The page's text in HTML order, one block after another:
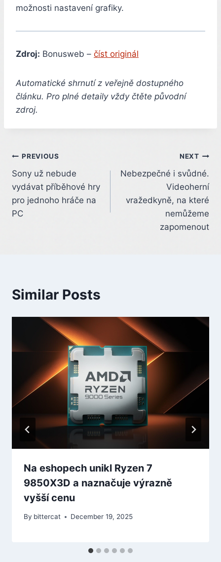
možnosti nastavení grafiky.
Zdroj: Bonusweb – číst originál
Automatické shrnutí z veřejně dostupného
článku. Pro plné detaily vždy čtěte původní
zdroj.
Post
navigation
PREVIOUS
Sony už nebude
vydávat příběhové hry
pro jednoho hráče na
PC
NEXT
Nebezpečné i svůdné.
Videoherní
vražedkyně, na které
nemůžeme
zapomenout
Similar Posts
Na eshopech unikl Ryzen 7
9850X3D a naznačuje výrazně
vyšší cenu
By bittercat December 19, 2025